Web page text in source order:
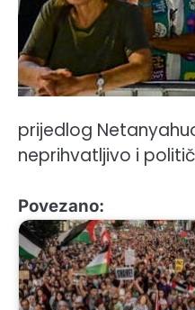
prijedlog
neprihvatljivo i
Povezano: